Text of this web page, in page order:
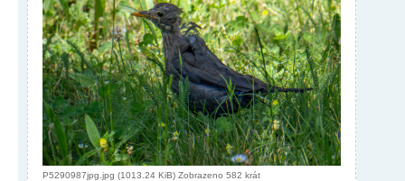
P5290987jpg.jpg (1013.24 KiB) Zobrazeno 582 krát